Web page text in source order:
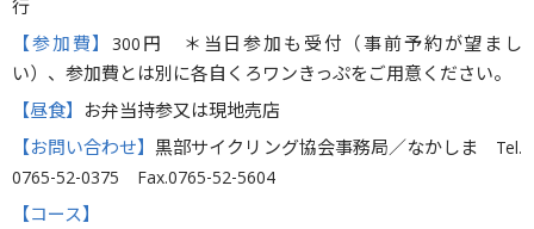
行
【参加費】300円 ＊当日参加も受付（事前予約が望まし
い）、参加費とは別に各自くろワンきっぷをご用意ください。
【昼食】 お弁当持参又は現地売店
【お問い合わせ】黒部サイクリング協会事務局／なかしま Tel.
0765-52-0375 Fax.0765-52-5604
【コース】